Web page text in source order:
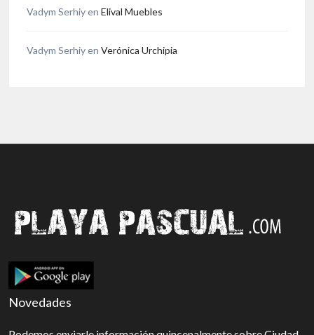
Vadym Serhiyen Elival Muebles
Vadym Serhiyen Verónica Urchipia
Novedades